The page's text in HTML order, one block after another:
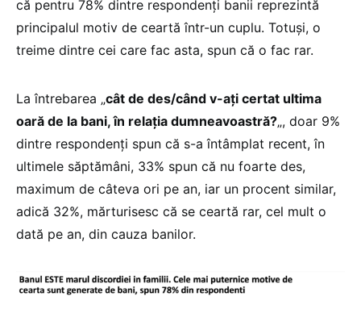
că pentru 78% dintre respondenți banii reprezintă
principalul motiv de ceartă într-un cuplu. Totuși, o
treime dintre cei care fac asta, spun că o fac rar.
La întrebarea „cât de des/când v-ați certat ultima
oară de la bani, în relația dumneavoastră?„, doar 9%
dintre respondenți spun că s-a întâmplat recent, în
ultimele săptămâni, 33% spun că nu foarte des,
maximum de câteva ori pe an, iar un procent similar,
adică 32%, mărturisesc că se ceartă rar, cel mult o
dată pe an, din cauza banilor.